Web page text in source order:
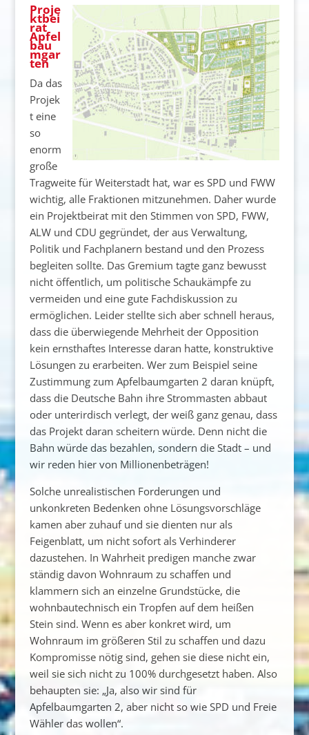
Proje
ktbei
rat
Apfel
bau
mgar
ten
Da das
Projek
t eine
so
enorm
große
Tragweite für Weiterstadt hat, war es SPD und FWW
wichtig, alle Fraktionen mitzunehmen. Daher wurde
ein Projektbeirat mit den Stimmen von SPD, FWW,
ALW und CDU gegründet, der aus Verwaltung,
Politik und Fachplanern bestand und den Prozess
begleiten sollte. Das Gremium tagte ganz bewusst
nicht öffentlich, um politische Schaukämpfe zu
vermeiden und eine gute Fachdiskussion zu
ermöglichen. Leider stellte sich aber schnell heraus,
dass die überwiegende Mehrheit der Opposition
kein ernsthaftes Interesse daran hatte, konstruktive
Lösungen zu erarbeiten. Wer zum Beispiel seine
Zustimmung zum Apfelbaumgarten 2 daran knüpft,
dass die Deutsche Bahn ihre Strommasten abbaut
oder unterirdisch verlegt, der weiß ganz genau, dass
das Projekt daran scheitern würde. Denn nicht die
Bahn würde das bezahlen, sondern die Stadt – und
wir reden hier von Millionenbeträgen!
Solche unrealistischen Forderungen und
unkonkreten Bedenken ohne Lösungsvorschläge
kamen aber zuhauf und sie dienten nur als
Feigenblatt, um nicht sofort als Verhinderer
dazustehen. In Wahrheit predigen manche zwar
ständig davon Wohnraum zu schaffen und
klammern sich an einzelne Grundstücke, die
wohnbautechnisch ein Tropfen auf dem heißen
Stein sind. Wenn es aber konkret wird, um
Wohnraum im größeren Stil zu schaffen und dazu
Kompromisse nötig sind, gehen sie diese nicht ein,
weil sie sich nicht zu 100% durchgesetzt haben. Also
behaupten sie: „Ja, also wir sind für
Apfelbaumgarten 2, aber nicht so wie SPD und Freie
Wähler das wollen“.